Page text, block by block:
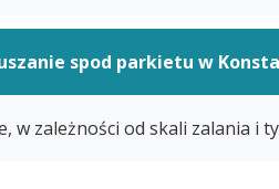
spod parkietu w
w zależności od skali zalania i